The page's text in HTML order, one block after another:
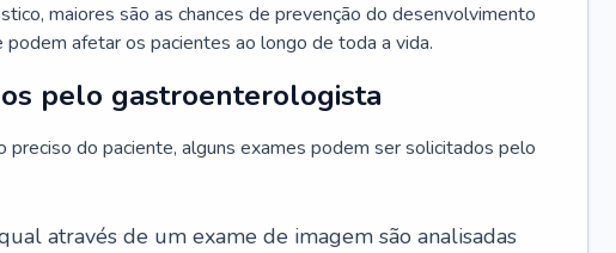
maiores são as chances de prevenção do desenvolvimento
afetar os pacientes ao longo de toda a vida.
pelo gastroenterologista
preciso do paciente, alguns exames podem ser solicitados pelo
através de um exame de imagem são analisadas